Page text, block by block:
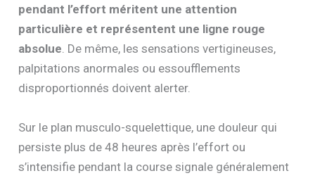
pendant l’effort méritent une attention
particulière et représentent une ligne rouge
absolue. De même, les sensations vertigineuses,
palpitations anormales ou essoufflements
disproportionnés doivent alerter.
Sur le plan musculo-squelettique, une douleur qui
persiste plus de 48 heures après l’effort ou
s’intensifie pendant la course signale généralement